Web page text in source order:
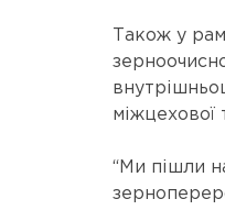
Також у
міжцехової
“Ми пішли